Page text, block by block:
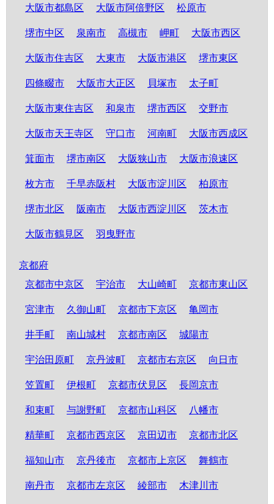
大阪市都島区 大阪市阿倍野区 松原市
堺市中区 泉南市 高槻市 岬町 大阪市西区
大阪市住吉区 大東市 大阪市港区 堺市東区
四條畷市 大阪市大正区 貝塚市 太子町
大阪市東住吉区 和泉市 堺市西区 交野市
大阪市天王寺区 守口市 河南町 大阪市西成区
箕面市 堺市南区 大阪狭山市 大阪市浪速区
枚方市 千早赤阪村 大阪市淀川区 柏原市
堺市北区 阪南市 大阪市西淀川区 茨木市
大阪市鶴見区 羽曳野市
京都府
京都市中京区
宇治市 大山崎町 京都市東山区
宮津市 久御山町 京都市下京区 亀岡市
井手町 南山城村 京都市南区 城陽市
宇治田原町 京丹波町 京都市右京区 向日市
笠置町 伊根町 京都市伏見区 長岡京市
和束町 与謝野町 京都市山科区 八幡市
精華町 京都市西京区 京田辺市 京都市北区
福知山市 京丹後市 京都市上京区 舞鶴市
南丹市 京都市左京区 綾部市 木津川市